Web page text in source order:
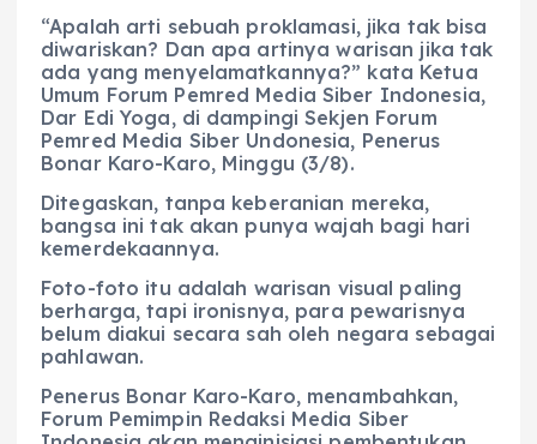
“Apalah arti sebuah proklamasi, jika tak bisa
diwariskan? Dan apa artinya warisan jika tak
ada yang menyelamatkannya?” kata Ketua
Umum Forum Pemred Media Siber Indonesia,
Dar Edi Yoga, di dampingi Sekjen Forum
Pemred Media Siber Undonesia, Penerus
Bonar Karo-Karo, Minggu (3/8).
Ditegaskan, tanpa keberanian mereka,
bangsa ini tak akan punya wajah bagi hari
kemerdekaannya.
Foto-foto itu adalah warisan visual paling
berharga, tapi ironisnya, para pewarisnya
belum diakui secara sah oleh negara sebagai
pahlawan.
Penerus Bonar Karo-Karo, menambahkan,
Forum Pemimpin Redaksi Media Siber